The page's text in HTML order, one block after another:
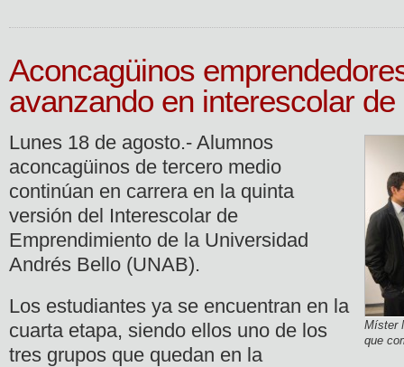
Aconcagüinos
avanzando en interescolar
Míster
que
Lunes 18 de agosto.- Alumnos
aconcagüinos de tercero medio
continúan en carrera en la quinta
versión del Interescolar de
Emprendimiento de la Universidad
Andrés Bello (UNAB).
Los estudiantes ya se encuentran en la
cuarta etapa, siendo ellos uno de los
tres grupos que quedan en la